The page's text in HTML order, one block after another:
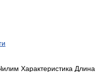
Характеристика Длина